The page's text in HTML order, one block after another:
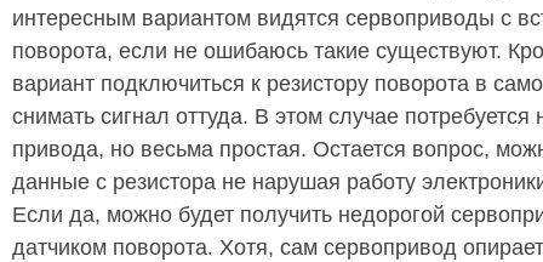
интересным вариантом видятся сервоприводы с
поворота, если не ошибаюсь такие существуют.
вариант подключиться к резистору поворота в
снимать сигнал оттуда. В этом случае потребуется
привода, но весьма простая. Остается вопрос,
данные с резистора не нарушая работу
Если да, можно будет получить недорогой
датчиком поворота. Хотя, сам сервопривод